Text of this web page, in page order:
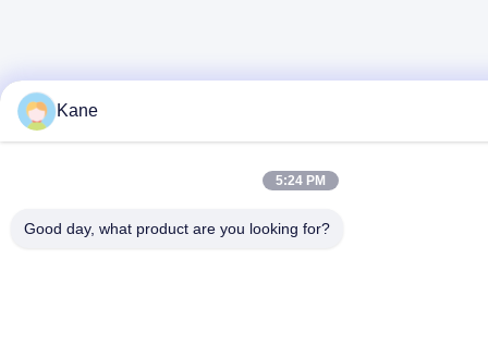
Kane
5:24 PM
Good day, what product are you looking for?